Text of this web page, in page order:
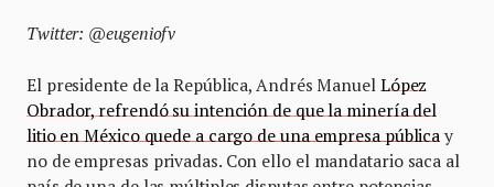
Twitter: @eugeniofv
El presidente de la República, Andrés Manuel López
Obrador, refrendó su intención de que la minería del
litio en México quede a cargo de una empresa pública y
no de empresas privadas. Con ello el mandatario saca al